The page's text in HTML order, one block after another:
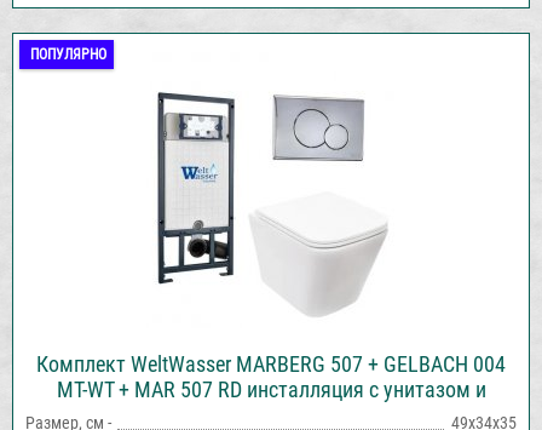
ПОПУЛЯРНО
Комплект WeltWasser MARBERG 507 + GELBACH 004
MT-WT + MAR 507 RD инсталляция с унитазом и
Размер, см - 49х34х35